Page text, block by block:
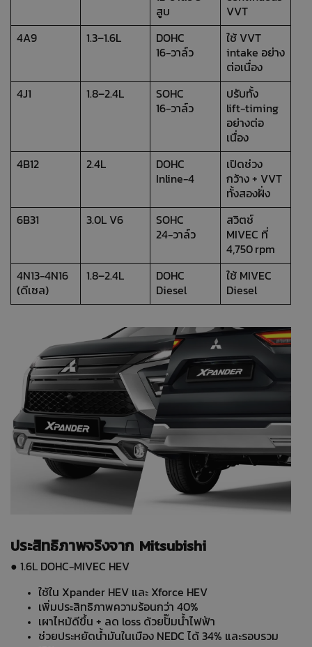
สูบ
VVT
4A9 1.3–1.6L
DOHC
16‑วาล์ว
ใช้ VVT
intake อย่าง
ต่อเนื่อง
4J1 1.8–2.4L
SOHC
16‑วาล์ว
ปรับทั้ง
lift‑timing
อย่างต่อ
เนื่อง
4B12 2.4L
DOHC
Inline‑4
เปิดช่วง
กว้าง + VVT
ทั้งสองฝั่ง
6B31 3.0L V6
SOHC
24‑วาล์ว
สวิตช์
MIVEC ที่
4,750 rpm
4N13‑4N16
(ดีเซล)
1.8–2.4L
DOHC
Diesel
ใช้ MIVEC
Diesel
ประสิทธิภาพจริงจาก Mitsubishi
● 1.6L DOHC‑MIVEC HEV
ใช้ใน Xpander HEV และ Xforce HEV
เพิ่มประสิทธิภาพความร้อนกว่า 40%
เผาไหม้ดีขึ้น + ลด loss ด้วยปั๊มน้ำไฟฟ้า
ช่วยประหยัดน้ำมันในเมือง NEDC ได้ 34% และรอบรวม